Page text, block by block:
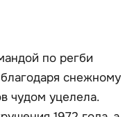
по регби
снежному
чудом уцелела.